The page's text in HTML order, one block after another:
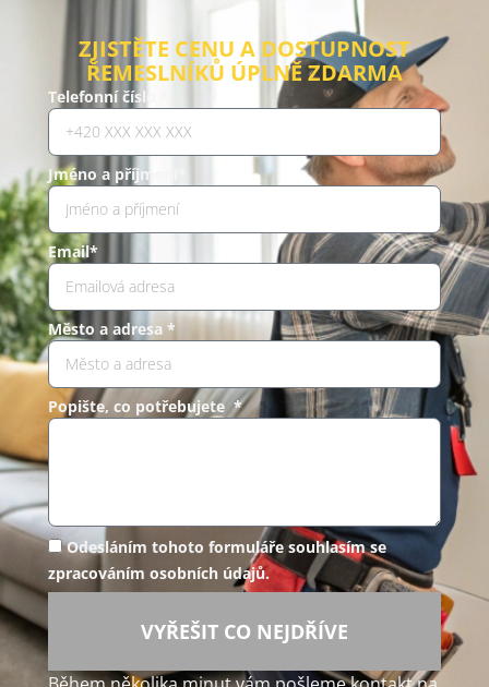
ZJISTĚTE CENU A DOSTUPNOST
ŘEMESLNÍKŮ ÚPLNĚ ZDARMA
Telefonní číslo *
Jméno a příjmení*
Email*
Město a adresa *
Popište, co potřebujete *
Odesláním tohoto formuláře souhlasím se
zpracováním osobních údajů.
VYŘEŠIT CO NEJDŘÍVE